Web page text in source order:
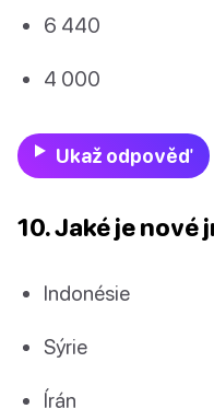
6 440
4 000
Ukaž odpověď
10. Jaké je nové
Indonésie
Sýrie
Írán